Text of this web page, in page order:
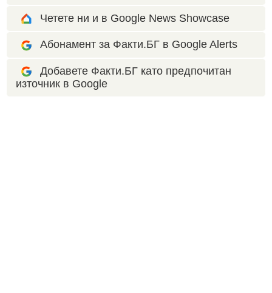
Четете ни и в Google News Showcase
Абонамент за Факти.БГ в Google Alerts
Добавете Факти.БГ като предпочитан
източник в Google